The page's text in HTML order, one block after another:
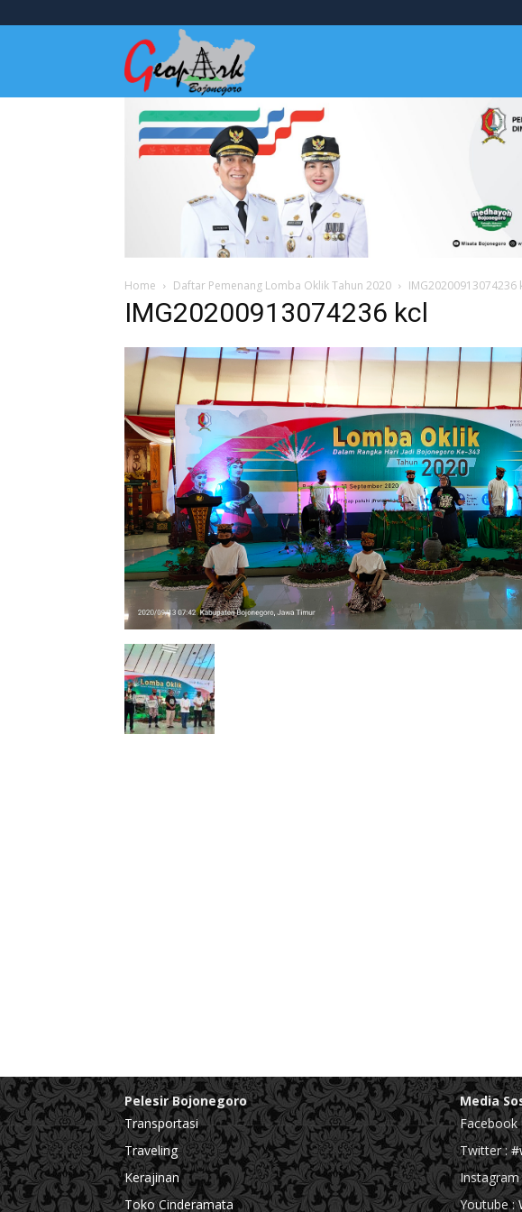
Bojonegoro
Home Daftar Pemenang Lomba Oklik Tahun 2020 IMG20200913074236
IMG20200913074236 kcl
Pelesir Bojonegoro
Transportasi
Traveling
Kerajinan
Toko Cinderamata
Media
Facebook
Twitter :
Instagram
Youtube :